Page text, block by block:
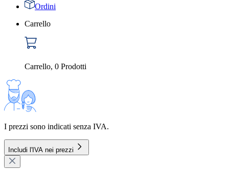
Ordini
Carrello
Carrello, 0 Prodotti
I prezzi sono indicati senza IVA.
Includi l'IVA nei prezzi